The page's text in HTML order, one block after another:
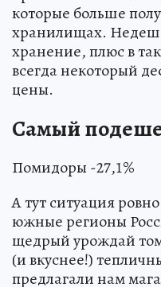
которые больше
хранилищах.
хранение, плюс в
всегда некоторый
цены.
Самый
Помидоры -27,1%
А тут ситуация
южные регионы
щедрый урождай
(и вкуснее!)
предлагали нам